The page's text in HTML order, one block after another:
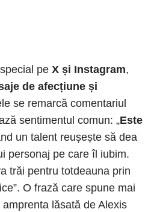
pe X și Instagram,
de afecțiune și
se remarcă comentariul
sentimentul comun: „Este
un talent reușește să dea
personaj pe care îl iubim.
trăi pentru totdeauna prin
O frază care spune mai
lăsată de Alexis